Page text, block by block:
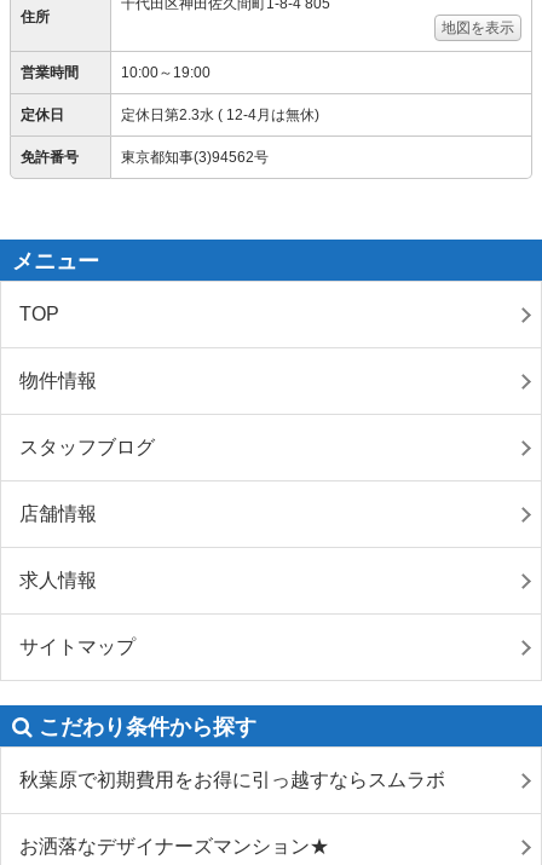
住所
千代田区神田佐久間町1-8-4 805
地図を表示
営業時間 10:00～19:00
定休日 定休日第2.3水 ( 12-4月は無休)
免許番号 東京都知事(3)94562号
メニュー
TOP
物件情報
スタッフブログ
店舗情報
求人情報
サイトマップ
こだわり条件から探す
秋葉原で初期費用をお得に引っ越すならスムラボ
お洒落なデザイナーズマンション★